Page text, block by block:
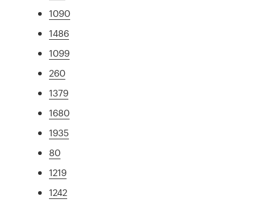
1090
1486
1099
260
1379
1680
1935
80
1219
1242